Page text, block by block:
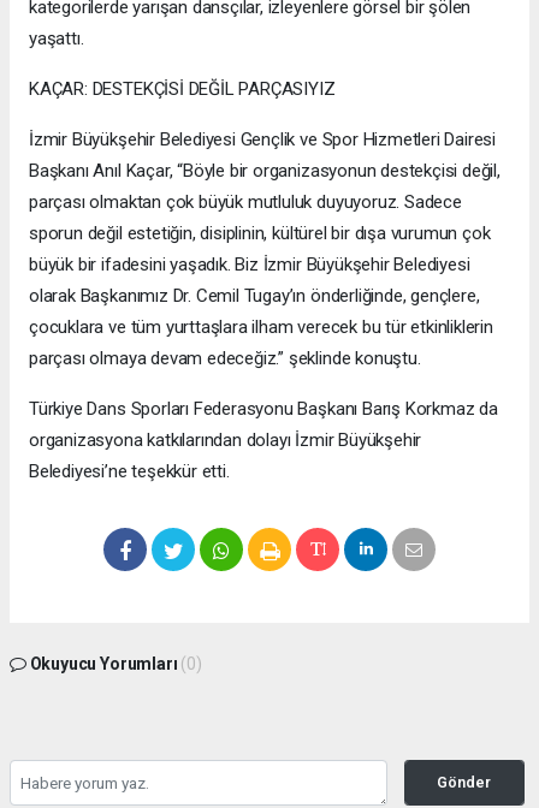
kategorilerde yarışan dansçılar, izleyenlere görsel bir şölen
yaşattı.
KAÇAR: DESTEKÇİSİ DEĞİL PARÇASIYIZ
İzmir Büyükşehir Belediyesi Gençlik ve Spor Hizmetleri Dairesi
Başkanı Anıl Kaçar, “Böyle bir organizasyonun destekçisi değil,
parçası olmaktan çok büyük mutluluk duyuyoruz. Sadece
sporun değil estetiğin, disiplinin, kültürel bir dışa vurumun çok
büyük bir ifadesini yaşadık. Biz İzmir Büyükşehir Belediyesi
olarak Başkanımız Dr. Cemil Tugay’ın önderliğinde, gençlere,
çocuklara ve tüm yurttaşlara ilham verecek bu tür etkinliklerin
parçası olmaya devam edeceğiz.” şeklinde konuştu.
Türkiye Dans Sporları Federasyonu Başkanı Barış Korkmaz da
organizasyona katkılarından dolayı İzmir Büyükşehir
Belediyesi’ne teşekkür etti.
Okuyucu Yorumları (0)
Gönder